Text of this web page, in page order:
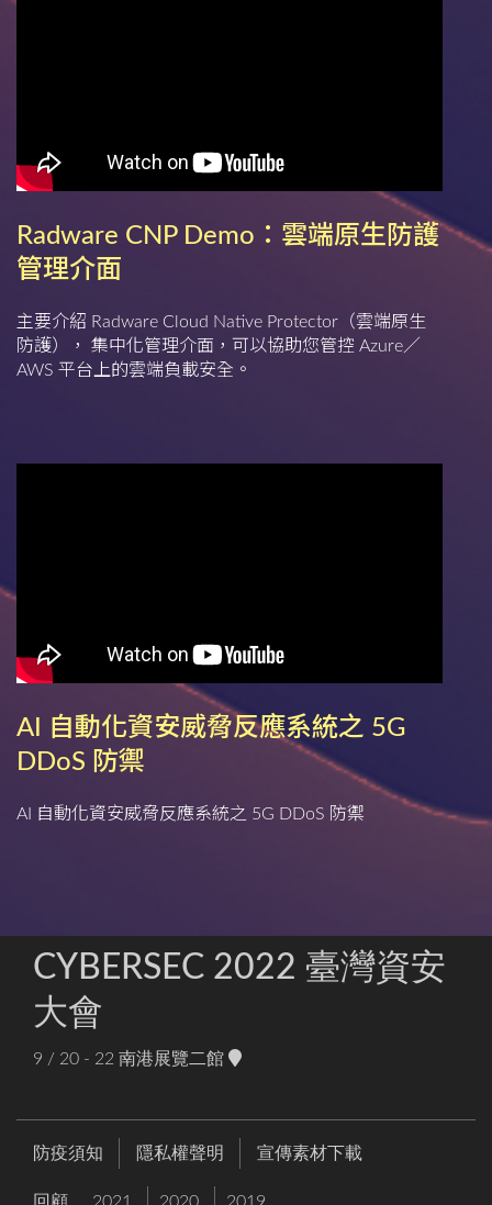
Radware CNP Demo：雲端原生防護
管理介面
主要介紹 Radware Cloud Native Protector（雲端原生
防護）， 集中化管理介面，可以協助您管控 Azure／
AWS 平台上的雲端負載安全。
AI 自動化資安威脅反應系統之 5G
DDoS 防禦
AI 自動化資安威脅反應系統之 5G DDoS 防禦
CYBERSEC 2022 臺灣資安
大會
9 / 20 - 22 南港展覽二館
防疫須知 隱私權聲明 宣傳素材下載